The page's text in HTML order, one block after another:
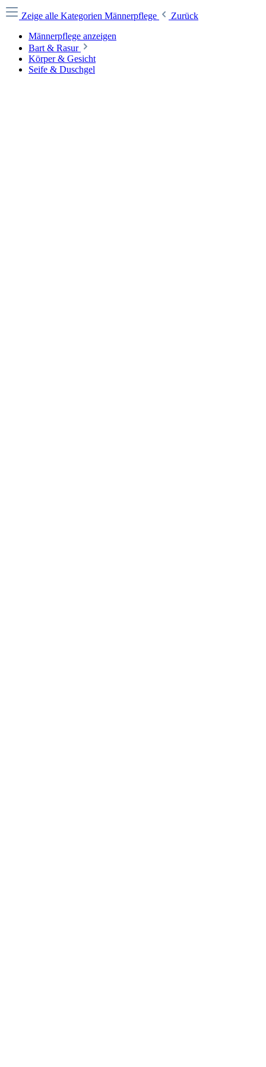
Zeige alle Kategorien Männerpflege
Zurück
Männerpflege anzeigen
Bart & Rasur
Körper & Gesicht
Seife & Duschgel